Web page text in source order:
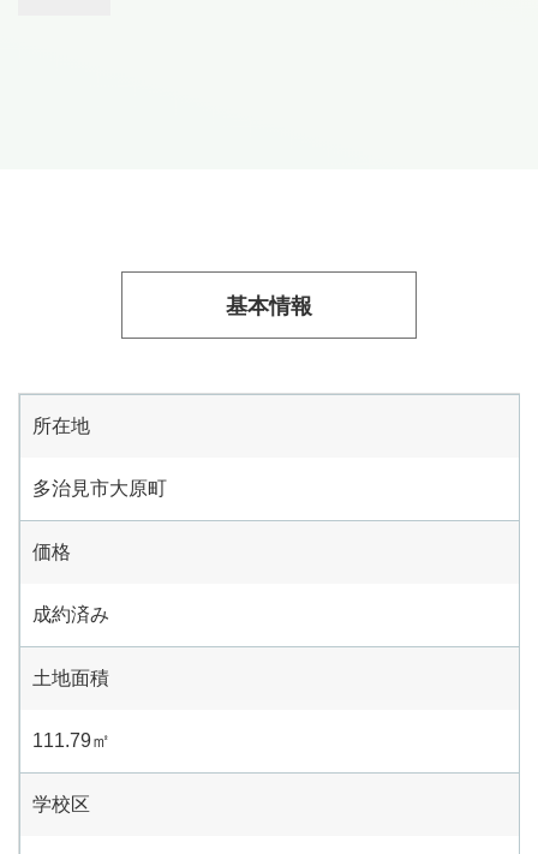
基本情報
所在地
多治見市大原町
価格
成約済み
土地面積
111.79㎡
学校区